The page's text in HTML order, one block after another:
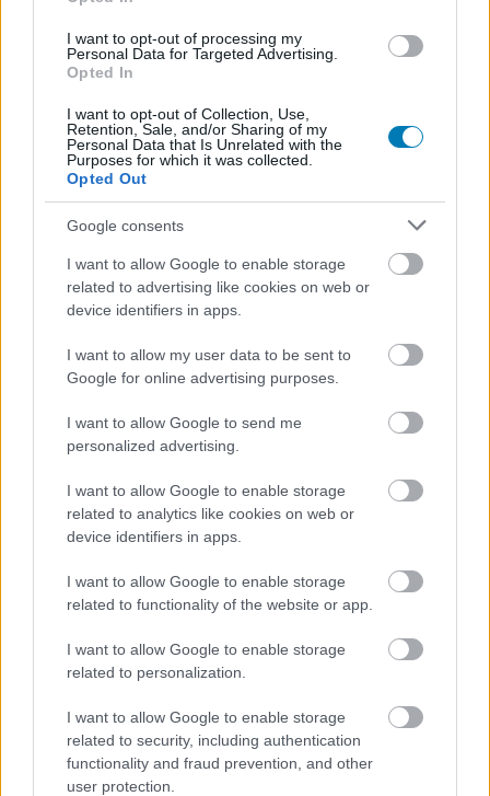
I want to opt-out of processing my
Personal Data for Targeted Advertising.
Opted In
I want to opt-out of Collection, Use,
Retention, Sale, and/or Sharing of my
Personal Data that Is Unrelated with the
Purposes for which it was collected.
Opted Out
Google consents
I want to allow Google to enable storage
related to advertising like cookies on web or
device identifiers in apps.
I want to allow my user data to be sent to
Google for online advertising purposes.
I want to allow Google to send me
personalized advertising.
I want to allow Google to enable storage
related to analytics like cookies on web or
device identifiers in apps.
I want to allow Google to enable storage
related to functionality of the website or app.
I want to allow Google to enable storage
related to personalization.
I want to allow Google to enable storage
related to security, including authentication
functionality and fraud prevention, and other
user protection.
Hozzászólások
Leslye Headland nagyon
szeretné elkészíteni Az akolitus
2. évadát
Én is szeretném, hogy elkészüljön, de azt nem,
hogy ő csinálja.
Unmute Loaded:
21.02%
Az akolitus című Star Wars sorozatra nagyon
haragszom. Elsősorban nem is azért, amilyen minőséget
képvisel, sokkal inkább azért, mert emiatt egy remek
történetmesélési koncepció végezte a kukában, amit
valószínűleg a közeljövőben nem fognak újra elővenni.
A történet mindenre fókuszált csak igazából arra nem,
amire kellett volna, az igazán érdekes dolgokat a sorok
munka pedig egyaránt bőven hagyott kívánnivalót maga
után. Ebből kifolyólag viszont valószínűleg sokáig kell
várnunk arra, hogy a Baljós árnyakat közelebbről karcoló